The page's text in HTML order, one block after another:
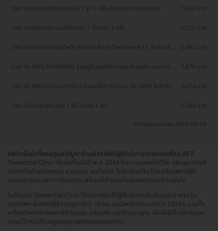
ราคา รักษาตาปลาด้วยเลเซอร์ 1 จุด 1 ครั้ง ประเมินราคาตามขนาด 1,920 บาท
ราคา คอร์สทำทรีตเมนต์รักษาสิว 7 ขั้นตอน 3 ครั้ง 2,521 บาท
ราคา คอร์สทำทรีตเมนต์หน้า Perfect Face Treatment 11 ขั้นตอนรวม
3,482 บาท
ราคา ทำ HIFU ไม่จำกัดช็อต ขึ้นอยู่กับแพทย์ประเมิน ทั่วใบหน้า รวมเหนียง
3,870 บาท
ราคา ทำ Macro​ Focus​ HIFU ด้วยเครื่อง Hironic รุ่น LM55 ไม่จำกัด
บำรุงผิวหน้า 10 ขั้นตอน 1 ครั้ง
4,074 บาท
ราคา โปรแกรมฟิลเลอร์ 1 ซีซี (เลือก 1 จุด) 7,584 บาท
ราคาอัพเดตล่าสุด 2569-08-09
คลินิกชั้นนำที่คอยดูแลปัญหาด้านผิวหนังให้ผู้ใช้บริการมาตลอดเกือบ 20 ปี
Taweechai Clinic เริ่มก่อตั้งเมื่อปี พ.ศ. 2544 โดยนายแพทย์ทวีชัย อริยพล เปิดให้
บริการทั้งด้านผิวพรรณ ความงาม ลดน้ำหนัก ไขมันส่วนเกิน โดยมีทีมแพทย์ผู้มี
ประสบการณ์เฉพาะทางโดยตรง พร้อมให้คำแนะนำและคอยดูแลอย่างจริงใจ
ในปัจจุบัน Taweechai Clinic ได้เปิดคลินิกให้ผู้ใช้บริการแล้วทั้งหมด 6 สาขา ใน
กรุงเทพฯ มีแพทย์ผู้ชำนาญการกว่า 10 คน และมีพนักงานมากกว่า 100 คน รวมทั้ง
เครื่องมือทางการแพทย์ที่ทันสมัย ปลอดภัย และได้มาตรฐาน เพื่อให้ผู้ใช้บริการมอบ
ความไว้วางใจให้เราดูแลสุขภาพผิวพรรณของท่าน